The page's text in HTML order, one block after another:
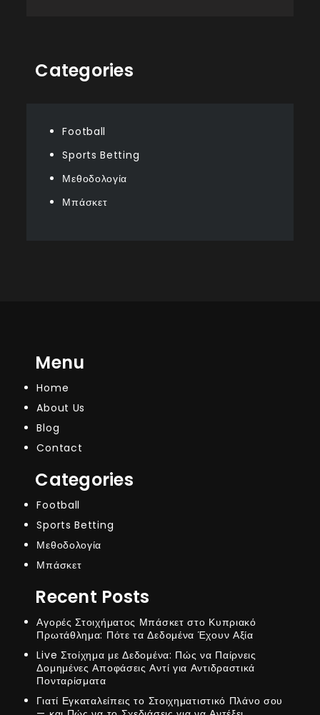
Categories
Football
Sports Betting
Μεθοδολογία
Μπάσκετ
Menu
Home
About Us
Blog
Contact
Categories
Football
Sports Betting
Μεθοδολογία
Μπάσκετ
Recent Posts
Αγορές Στοιχήματος Μπάσκετ στο Κυπριακό
Πρωτάθλημα: Πότε τα Δεδομένα Έχουν Αξία
Live Στοίχημα με Δεδομένα: Πώς να Παίρνεις
Δομημένες Αποφάσεις Αντί για Αντιδραστικά
Πονταρίσματα
Γιατί Εγκαταλείπεις το Στοιχηματιστικό Πλάνο σου